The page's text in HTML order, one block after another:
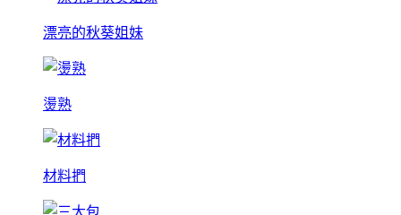
漂亮的秋葵姐妹
燙熟
材料捫